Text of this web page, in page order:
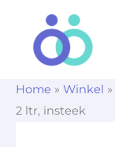
Home » Winkel »
2 ltr, insteek